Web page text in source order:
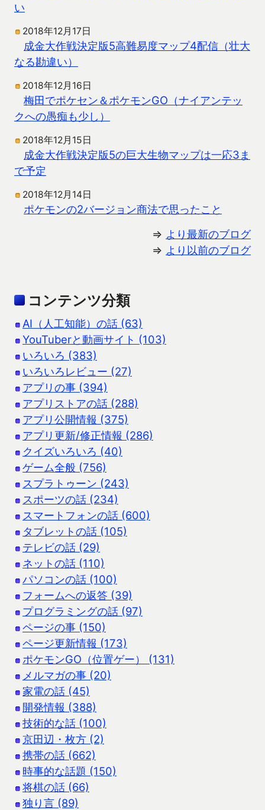
い
2018年12月17日
成金大作戦決定版5高難易度マップ4配信（壮大
なる勘違い）
2018年12月16日
梅田でポケセン＆ポケモンGO（ナイアンテッ
クへの愚痴も少し）
2018年12月15日
成金大作戦決定版5の巨大生物マップは一応3ま
で予定
2018年12月14日
ポケモンの2バージョン商法で思ったこと
⇒ より最新のブログ
⇒ より以前のブログ
コンテンツ分類
AI（人工知能）の話 (63)
YouTuberと動画サイト (103)
いろいろ (383)
いろいろレビュー (27)
アプリの事 (394)
アプリストアの話 (288)
アプリ公開情報 (375)
アプリ更新/修正情報 (286)
クイズいろいろ (40)
ゲーム全般 (756)
スプラトゥーン (243)
スポーツの話 (234)
スマートフォンの話 (600)
タブレットの話 (105)
テレビの話 (29)
ネットの話 (110)
パソコンの話 (100)
フォームへの返答 (39)
プログラミングの話 (97)
ページの事 (150)
ページ更新情報 (173)
ポケモンGO（位置ゲー） (131)
メルマガの事 (20)
家電の話 (45)
開発情報 (388)
技術的な話 (100)
京田辺・枚方 (2)
携帯の話 (662)
時事的な話題 (150)
将棋の話 (66)
独り言 (89)